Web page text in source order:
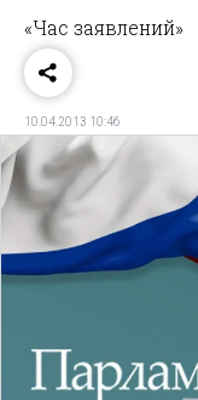
«Час заявлений»
10.04.2013 10:46